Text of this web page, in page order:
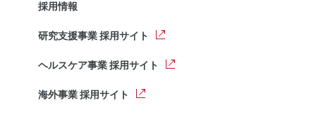
採用情報
研究支援事業 採用サイト
ヘルスケア事業 採用サイト
海外事業 採用サイト